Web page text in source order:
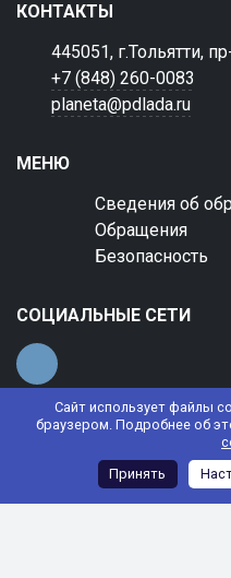
Сайт использует файлы
браузером. Подробнее об
Принять
КОНТАКТЫ
445051, г.Тольятти,
+7 (848) 260-0083
planeta@pdlada.ru
МЕНЮ
Сведения об
Обращения
Безопасность
СОЦИАЛЬНЫЕ СЕТИ
© 2022 АНО ДО "Планета